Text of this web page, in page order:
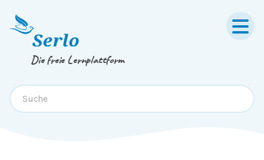
Springe zum
Die freie Lernplattform